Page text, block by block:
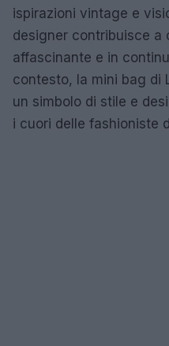
ispirazioni vintage e
designer contribuisce a
affascinante e in
contesto, la mini bag di
un simbolo di stile e
i cuori delle fashioniste